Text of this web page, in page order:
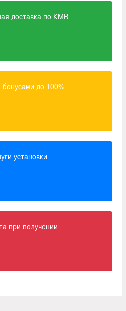
доставка по КМВ
до 100%
установки
при получении